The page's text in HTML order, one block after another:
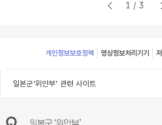
1/3
Footer
개인정보보호정책 영상정보처리기기
일본군'위안부' 관련 사이트